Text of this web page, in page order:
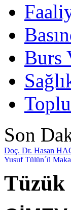
Burs
Son
Doç. Dr. Hasan
Yusuf Tülün´ü
Savaşın Çocuklar
Bir Adım Ötesi
İlk Konuğumuz
Tüzük